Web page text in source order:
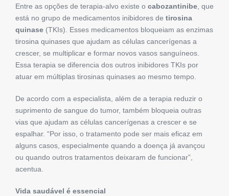
Entre as opções de terapia-alvo existe o cabozantinibe, que
está no grupo de medicamentos inibidores de tirosina
quinase (TKIs). Esses medicamentos bloqueiam as enzimas
tirosina quinases que ajudam as células cancerígenas a
crescer, se multiplicar e formar novos vasos sanguíneos.
Essa terapia se diferencia dos outros inibidores TKIs por
atuar em múltiplas tirosinas quinases ao mesmo tempo.
De acordo com a especialista, além de a terapia reduzir o
suprimento de sangue do tumor, também bloqueia outras
vias que ajudam as células cancerígenas a crescer e se
espalhar. “Por isso, o tratamento pode ser mais eficaz em
alguns casos, especialmente quando a doença já avançou
ou quando outros tratamentos deixaram de funcionar”,
acentua.
Vida saudável é essencial